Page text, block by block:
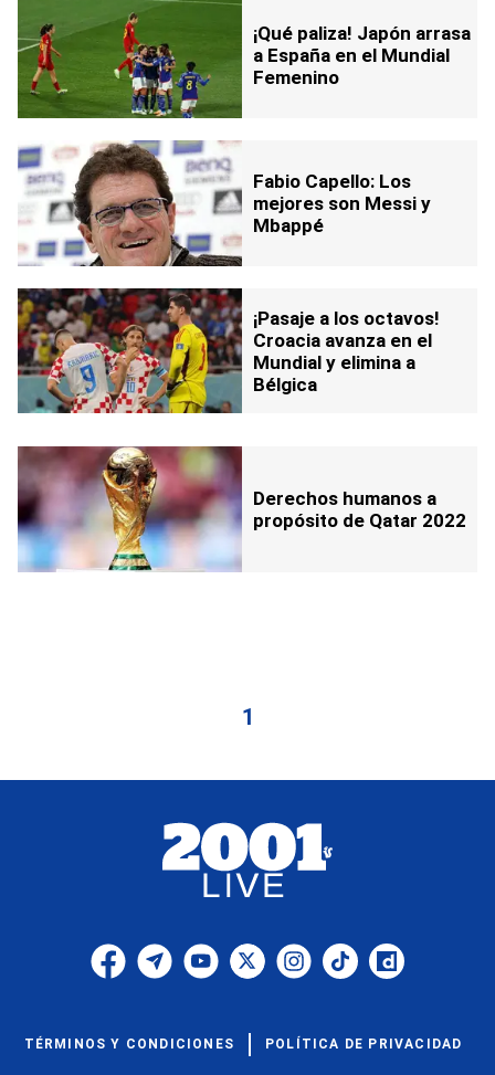
¡Qué paliza! Japón arrasa
a España en el Mundial
Femenino
Fabio Capello: Los
mejores son Messi y
Mbappé
¡Pasaje a los octavos!
Croacia avanza en el
Mundial y elimina a
Bélgica
Derechos humanos a
propósito de Qatar 2022
1
TÉRMINOS Y CONDICIONES POLÍTICA DE PRIVACIDAD